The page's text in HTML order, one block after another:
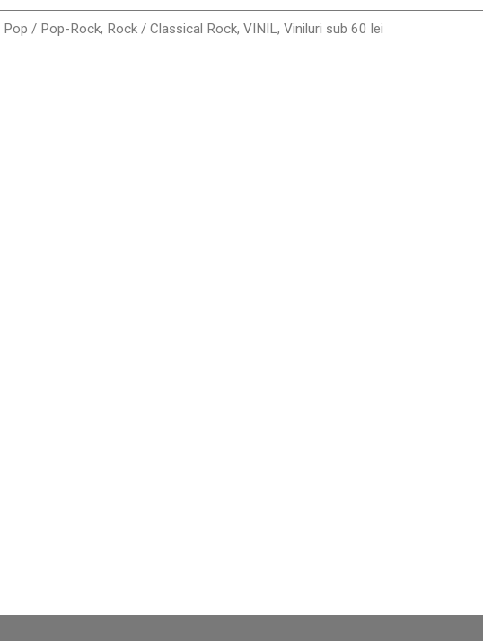
Pop / Pop-Rock, Rock / Classical Rock,VINIL,Viniluri sub 60 lei